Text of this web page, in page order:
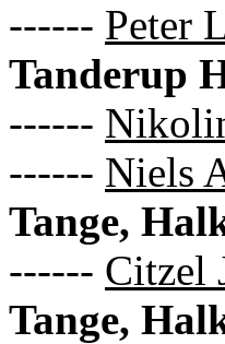
------ Peter
Tanderup
------
------ Niels
Tange,
------ Citzel
Tange,